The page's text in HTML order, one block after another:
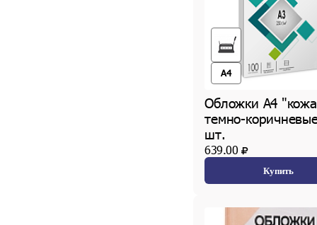
A4
Обложки А4
темно-
шт.
639.00
Купить